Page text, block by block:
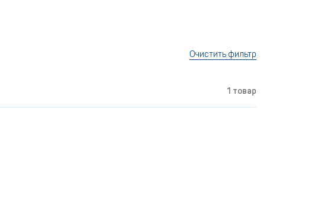
Очистить фильтр
1 товар